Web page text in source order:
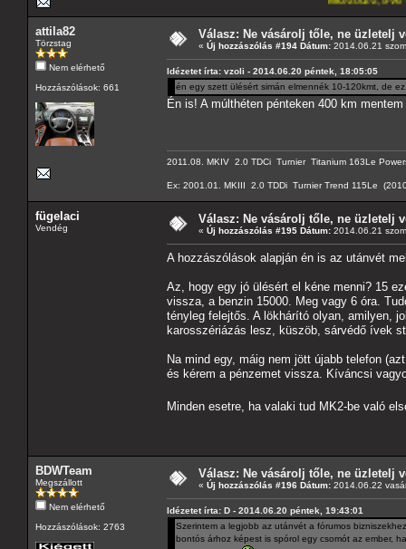
attila82
Törzstag
Nem elérhető
Hozzászólások: 661
Válasz: Ne vásárolj tőle, ne üzletelj
« Új hozzászólás #194 Dátum: 2014.06.21
Idézetet írta: vzoli - 2014.06.20 péntek, 18:05:05
én egy szett ülésért simán elmennék 10-120kmt, de
Én is! A múlthéten pénteken 400 km
2011.08. MKIV 2.0 TDCi Turnier Titanium 163Le
Ex: 2001.01. MKIII 2.0 TDDi Turnier Trend 115Le
fügelaci
Vendég
Válasz: Ne vásárolj tőle, ne üzletelj
« Új hozzászólás #195 Dátum: 2014.06.21
A hozzászólások alapján én is az utánvét
Az, hogy egy jó ülésért el kéne menni? 15
vissza, a benzin 15000. Meg vagy 6 óra.
tényleg felejtős. A lökhárító olyan, amilyen,
karosszériázás lesz, küszöb, sárvédő ívek
Na mind egy, máig nem jött újabb telefon
és kérem a pénzemet vissza. Kíváncsi
Minden esetre, ha valaki tud MK2-be való
BDWTeam
Megszállott
Nem elérhető
Hozzászólások: 2763
Válasz: Ne vásárolj tőle, ne üzletelj
« Új hozzászólás #196 Dátum: 2014.06.22
Idézetet írta: D - 2014.06.20 péntek, 19:43:01
Szerintem a legjobb az utánvét a fórumos
bontós árhoz képest is spórol egy csomót az ember,